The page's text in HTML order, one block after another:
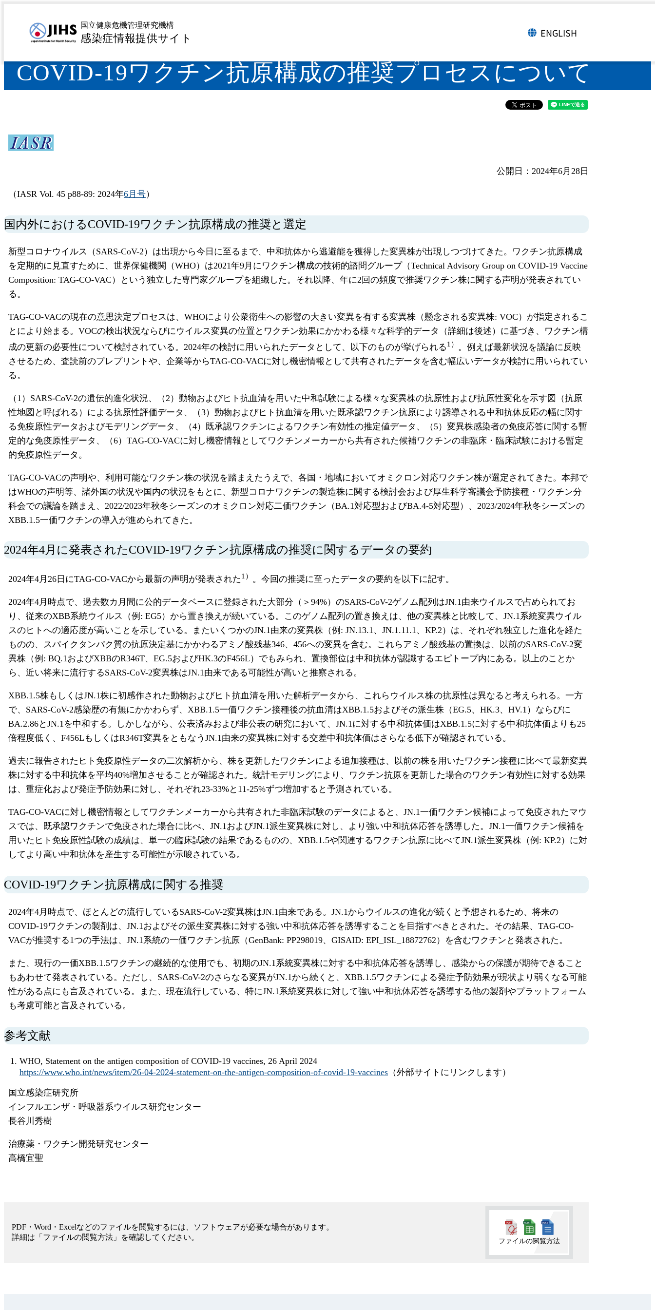
国立健康危機管理研究機構
感染症情報提供サイト 言語切り替え
ENGLISH
トップページ> サーベイランス>病原微生物検出情報（IASR）
COVID-19ワクチン抗原構成の推奨プロセスについて
公開日：2024年6月28日
（IASR Vol. 45 p88-89: 2024年6月号）
国内外におけるCOVID-19ワクチン抗原構成の推奨と選定
新型コロナウイルス（SARS-CoV-2）は出現から今日に至るまで、中和抗体から逃避能を獲得した変異株が出現しつづけてきた。ワクチン抗原構成
を定期的に見直すために、世界保健機関（WHO）は2021年9月にワクチン構成の技術的諮問グループ（Technical Advisory Group on COVID-19 Vaccine
Composition: TAG-CO-VAC）という独立した専門家グループを組織した。それ以降、年に2回の頻度で推奨ワクチン株に関する声明が発表されてい
る。
TAG-CO-VACの現在の意思決定プロセスは、WHOにより公衆衛生への影響の大きい変異を有する変異株（懸念される変異株: VOC）が指定されるこ
とにより始まる。VOCの検出状況ならびにウイルス変異の位置とワクチン効果にかかわる様々な科学的データ（詳細は後述）に基づき、ワクチン構
成の更新の必要性について検討されている。2024年の検討に用いられたデータとして、以下のものが挙げられる1）
。例えば最新状況を議論に反映
させるため、査読前のプレプリントや、企業等からTAG-CO-VACに対し機密情報として共有されたデータを含む幅広いデータが検討に用いられてい
る。
（1）SARS-CoV-2の遺伝的進化状況、（2）動物およびヒト抗血清を用いた中和試験による様々な変異株の抗原性および抗原性変化を示す図（抗原
性地図と呼ばれる）による抗原性評価データ、（3）動物およびヒト抗血清を用いた既承認ワクチン抗原により誘導される中和抗体反応の幅に関す
る免疫原性データおよびモデリングデータ、（4）既承認ワクチンによるワクチン有効性の推定値データ、（5）変異株感染者の免疫応答に関する暫
定的な免疫原性データ、（6）TAG-CO-VACに対し機密情報としてワクチンメーカーから共有された候補ワクチンの非臨床・臨床試験における暫定
的免疫原性データ。
TAG-CO-VACの声明や、利用可能なワクチン株の状況を踏まえたうえで、各国・地域においてオミクロン対応ワクチン株が選定されてきた。本邦で
はWHOの声明等、諸外国の状況や国内の状況をもとに、新型コロナワクチンの製造株に関する検討会および厚生科学審議会予防接種・ワクチン分
科会での議論を踏まえ、2022/2023年秋冬シーズンのオミクロン対応二価ワクチン（BA.1対応型およびBA.4-5対応型）、2023/2024年秋冬シーズンの
XBB.1.5一価ワクチンの導入が進められてきた。
2024年4月に発表されたCOVID-19ワクチン抗原構成の推奨に関するデータの要約
2024年4月26日にTAG-CO-VACから最新の声明が発表された1） 。今回の推奨に至ったデータの要約を以下に記す。
2024年4月時点で、過去数カ月間に公的データベースに登録された大部分（＞94%）のSARS-CoV-2ゲノム配列はJN.1由来ウイルスで占められてお
り、従来のXBB系統ウイルス（例: EG5）から置き換えが続いている。このゲノム配列の置き換えは、他の変異株と比較して、JN.1系統変異ウイル
スのヒトへの適応度が高いことを示している。またいくつかのJN.1由来の変異株（例: JN.13.1、JN.1.11.1、KP.2）は、それぞれ独立した進化を経た
ものの、スパイクタンパク質の抗原決定基にかかわるアミノ酸残基346、456への変異を含む。これらアミノ酸残基の置換は、以前のSARS-CoV-2変
異株（例: BQ.1およびXBBのR346T、EG.5およびHK.3のF456L）でもみられ、置換部位は中和抗体が認識するエピトープ内にある。以上のことか
ら、近い将来に流行するSARS-CoV-2変異株はJN.1由来である可能性が高いと推察される。
XBB.1.5株もしくはJN.1株に初感作された動物およびヒト抗血清を用いた解析データから、これらウイルス株の抗原性は異なると考えられる。一方
で、SARS-CoV-2感染歴の有無にかかわらず、XBB.1.5一価ワクチン接種後の抗血清はXBB.1.5およびその派生株（EG.5、HK.3、HV.1）ならびに
BA.2.86とJN.1を中和する。しかしながら、公表済みおよび非公表の研究において、JN.1に対する中和抗体価はXBB.1.5に対する中和抗体価よりも25
倍程度低く、F456LもしくはR346T変異をともなうJN.1由来の変異株に対する交差中和抗体価はさらなる低下が確認されている。
過去に報告されたヒト免疫原性データの二次解析から、株を更新したワクチンによる追加接種は、以前の株を用いたワクチン接種に比べて最新変異
株に対する中和抗体を平均40%増加させることが確認された。統計モデリングにより、ワクチン抗原を更新した場合のワクチン有効性に対する効果
は、重症化および発症予防効果に対し、それぞれ23-33%と11-25%ずつ増加すると予測されている。
TAG-CO-VACに対し機密情報としてワクチンメーカーから共有された非臨床試験のデータによると、JN.1一価ワクチン候補によって免疫されたマウ
スでは、既承認ワクチンで免疫された場合に比べ、JN.1およびJN.1派生変異株に対し、より強い中和抗体応答を誘導した。JN.1一価ワクチン候補を
用いたヒト免疫原性試験の成績は、単一の臨床試験の結果であるものの、XBB.1.5や関連するワクチン抗原に比べてJN.1派生変異株（例: KP.2）に対
してより高い中和抗体を産生する可能性が示唆されている。
COVID-19ワクチン抗原構成に関する推奨
2024年4月時点で、ほとんどの流行しているSARS-CoV-2変異株はJN.1由来である。JN.1からウイルスの進化が続くと予想されるため、将来の
COVID-19ワクチンの製剤は、JN.1およびその派生変異株に対する強い中和抗体応答を誘導することを目指すべきとされた。その結果、TAG-CO-
VACが推奨する1つの手法は、JN.1系統の一価ワクチン抗原（GenBank: PP298019、GISAID: EPI_ISL_18872762）を含むワクチンと発表された。
また、現行の一価XBB.1.5ワクチンの継続的な使用でも、初期のJN.1系統変異株に対する中和抗体応答を誘導し、感染からの保護が期待できること
もあわせて発表されている。ただし、SARS-CoV-2のさらなる変異がJN.1から続くと、XBB.1.5ワクチンによる発症予防効果が現状より弱くなる可能
性がある点にも言及されている。また、現在流行している、特にJN.1系統変異株に対して強い中和抗体応答を誘導する他の製剤やプラットフォーム
も考慮可能と言及されている。
参考文献
WHO, Statement on the antigen composition of COVID-19 vaccines, 26 April 2024
https://www.who.int/news/item/26-04-2024-statement-on-the-antigen-composition-of-covid-19-vaccines （外部サイトにリンクします）
国立感染症研究所
インフルエンザ・呼吸器系ウイルス研究センター
長谷川秀樹
治療薬・ワクチン開発研究センター
高橋宜聖
PDF・Word・Excelなどのファイルを閲覧するには、ソフトウェアが必要な場合があります。
詳細は「ファイルの閲覧方法」を確認してください。
ファイルの閲覧方法